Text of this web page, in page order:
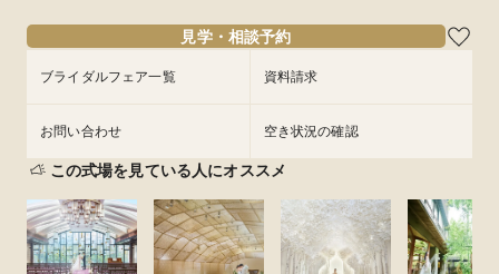
見学・相談予約
ブライダルフェア一覧 資料請求
お問い合わせ 空き状況の確認
この式場を見ている人にオススメ